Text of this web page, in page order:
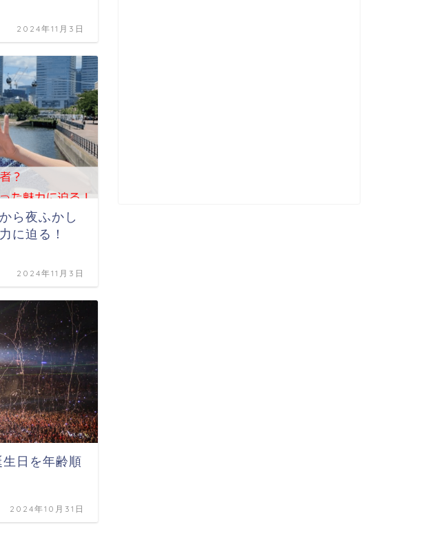
2024年11月3日
ら夜ふかし
に迫る！
2024年11月3日
日を年齢順
2024年10月31日